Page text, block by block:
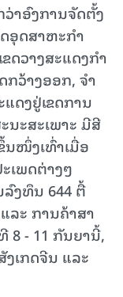
ວ່າ​ອົງ​ການ​ຈັດ​ຕັ້ງ​
ອຸດ​ສາ​ຫະ​ກຳ​
ດ​ວາງ​ສະ​ແດງ​ກຳ​
ວ້າງ​ອອກ, ຈຳ​
ດງ​ຢູ່​ເຂດ​ການ​
ະ​ສະ​ເພາະ ມີ​ສີ​
ນໜຶ່ງເທົ່າ​ເມື່ອ​
ເພດ​ຕ່າງໆ
ລົງ​ທຶນ 644 ຕື້
ລະ ການ​ຄ້າ​​ສາ​
8 - 11 ກັນ​ຍາ​ນີ້,
ເກດ​ຈີນ ແລະ